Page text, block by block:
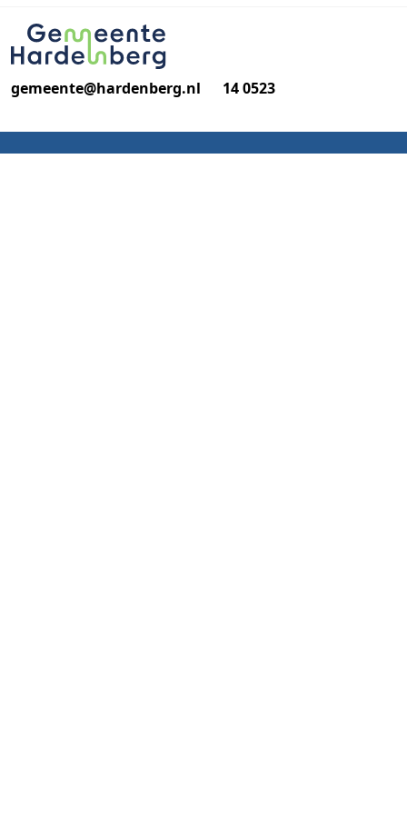
Ga naar de hoofdinhoud
gemeente@hardenberg.nl 14 0523